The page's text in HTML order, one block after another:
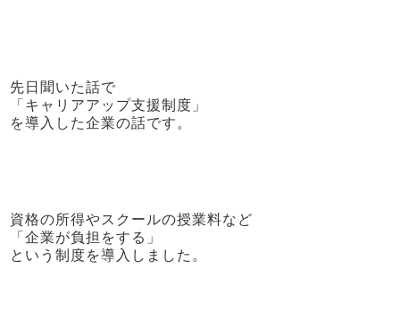
先日聞いた話で
「キャリアアップ支援制度」
を導入した企業の話です。
資格の所得やスクールの授業料など
「企業が負担をする」
という制度を導入しました。